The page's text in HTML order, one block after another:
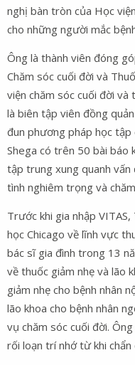
nghị bàn tròn của Học
cho những người mắc
Ông là thành viên đóng
Chăm sóc cuối đời và
viện chăm sóc cuối đời và
là biên tập viên đồng
đun phương pháp học
Shega có trên 50 bài báo
tập trung xung quanh vấn
tình nghiêm trọng và
Trước khi gia nhập
học Chicago về lĩnh vực
bác sĩ gia đình trong 13
về thuốc giảm nhẹ và lão
giảm nhẹ cho bệnh nhân
lão khoa cho bệnh nhân
vụ chăm sóc cuối đời.
rối loạn trí nhớ từ khi